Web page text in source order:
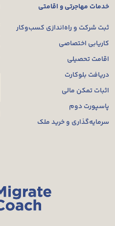
خدمات مهاجرتی و اقامتی
ثبت شرکت و راه‌اندازی کسب‌وکار
کاریابی اختصاصی
اقامت تحصیلی
دریافت بلوکارت
اثبات تمکن مالی
پاسپورت دوم
سرمایه‌گذاری و خرید ملک